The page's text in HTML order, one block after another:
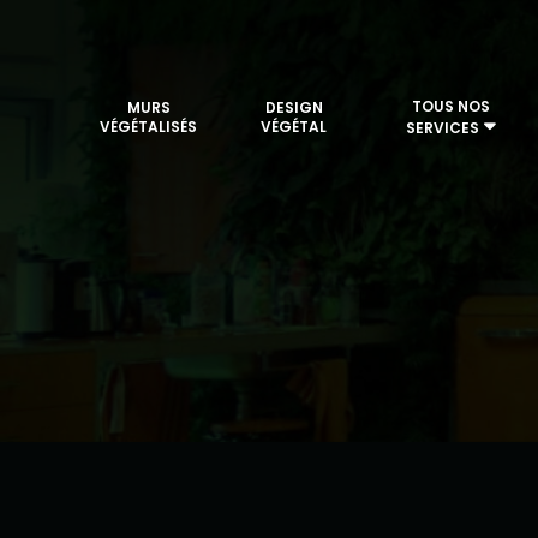
MURS
VÉGÉTALISÉS
DESIGN
VÉGÉTAL
TOUS NOS
SERVICES